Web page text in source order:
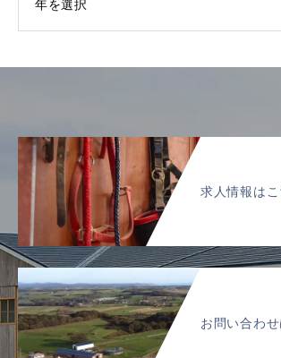
求人情報はこ
お問い合わ